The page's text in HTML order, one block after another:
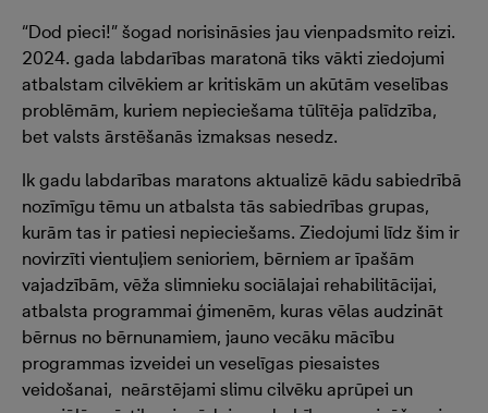
“Dod pieci!” šogad norisināsies jau vienpadsmito reizi.
2024. gada labdarības maratonā tiks vākti ziedojumi
atbalstam cilvēkiem ar kritiskām un akūtām veselības
problēmām, kuriem nepieciešama tūlītēja palīdzība,
bet valsts ārstēšanās izmaksas nesedz.
Ik gadu labdarības maratons aktualizē kādu sabiedrībā
nozīmīgu tēmu un atbalsta tās sabiedrības grupas,
kurām tas ir patiesi nepieciešams. Ziedojumi līdz šim ir
novirzīti vientuļiem senioriem, bērniem ar īpašām
vajadzībām, vēža slimnieku sociālajai rehabilitācijai,
atbalsta programmai ģimenēm, kuras vēlas audzināt
bērnus no bērnunamiem, jauno vecāku mācību
programmas izveidei un veselīgas piesaistes
veidošanai, neārstējami slimu cilvēku aprūpei un